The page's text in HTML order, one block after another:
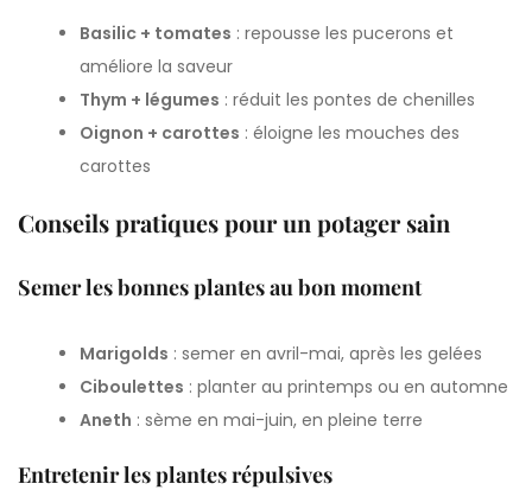
Basilic + tomates : repousse les pucerons et
améliore la saveur
Thym + légumes : réduit les pontes de chenilles
Oignon + carottes : éloigne les mouches des
carottes
Conseils pratiques pour un potager sain
Semer les bonnes plantes au bon moment
Marigolds : semer en avril-mai, après les gelées
Ciboulettes : planter au printemps ou en automne
Aneth : sème en mai-juin, en pleine terre
Entretenir les plantes répulsives